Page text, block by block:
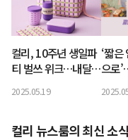
컬리, 10주년 생일파
티 벌쓰 위크…내달 1
인
2025.05.19
‘짧은
으로
CF
컬리 뉴스룸의 최신 소